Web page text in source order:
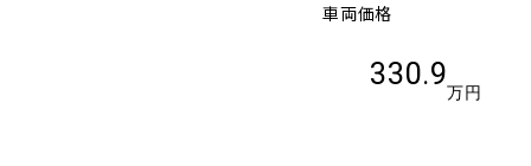
車両価格
330.9
万円